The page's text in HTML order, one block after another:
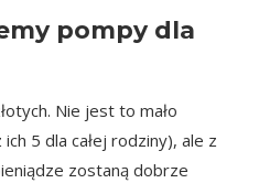
pompy dla
Nie jest to mało
5 dla całej rodziny), ale z
zostaną dobrze